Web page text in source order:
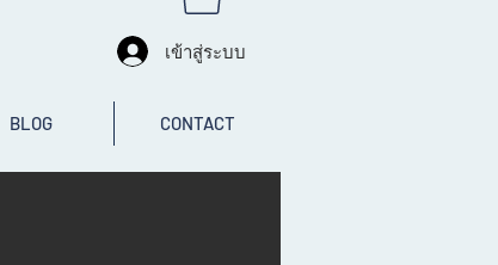
เข้าสู่ระบบ
BLOG CONTACT